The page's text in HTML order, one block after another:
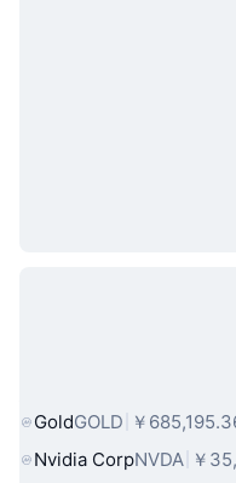
人気のリアル
GoldGOLD ￥
Nvidia CorpNVDA ￥